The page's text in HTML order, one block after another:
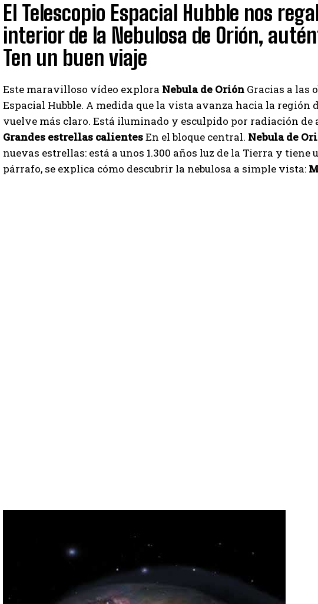
I've read and accept the
El Telescopio Espacial Hubble nos
interior de la Nebulosa de Orión,
Ten un buen viaje
Este maravilloso vídeo explora Nebula de Orión Gracias a las
Espacial Hubble. A medida que la vista avanza hacia la región
vuelve más claro. Está iluminado y esculpido por radiación
Grandes estrellas calientesEn el bloque central. Nebula de
nuevas estrellas: está a unos 1.300 años luz de la Tierra y tiene
párrafo, se explica cómo descubrir la nebulosa a simple vista: